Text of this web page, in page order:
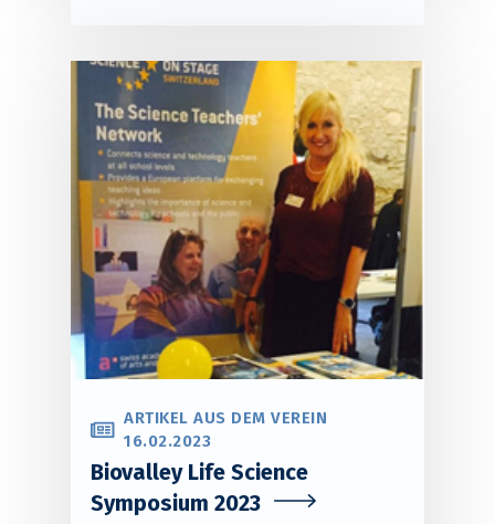
ARTIKEL AUS DEM VEREIN
16.02.2023
Biovalley Life Science
Symposium 2023